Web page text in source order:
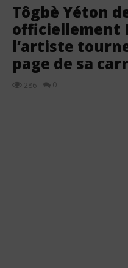
Tôgbè Yéton
officiellement
l’artiste
page de sa
286 0